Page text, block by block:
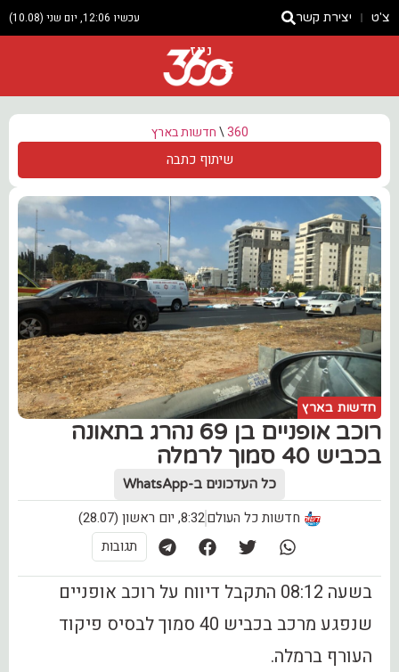
צ'ט יצירת קשר עכשיו 12:06, יום שני (10.08)
ניוז
360
\חדשות בארץ
שיתוף כתבה
חדשות בארץ
רוכב אופניים בן 69 נהרג בתאונה
בכביש 40 סמוך לרמלה
כל העדכונים ב-WhatsApp
חדשות כל העולם8:32, יום ראשון (28.07)
תגובות
בשעה 08:12 התקבל דיווח על רוכב אופניים
שנפגע מרכב בכביש 40 סמוך לבסיס פיקוד
העורף ברמלה.